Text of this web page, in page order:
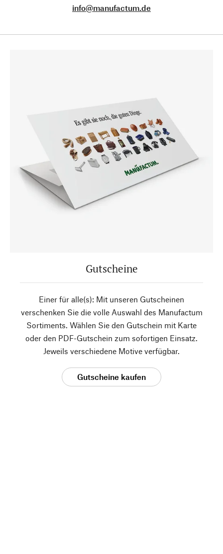
info@manufactum.de
Gutscheine
Einer für alle(s): Mit unseren Gutscheinen
verschenken Sie die volle Auswahl des Manufactum
Sortiments. Wählen Sie den Gutschein mit Karte
oder den PDF-Gutschein zum sofortigen Einsatz.
Jeweils verschiedene Motive verfügbar.
Gutscheine kaufen